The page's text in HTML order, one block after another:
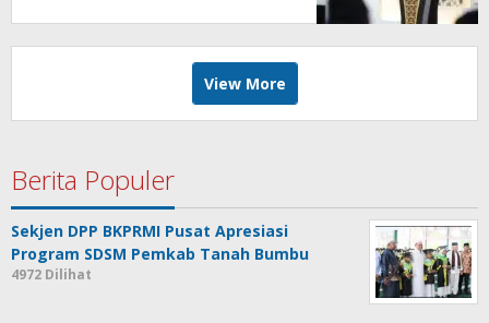
View More
Berita Populer
Sekjen DPP BKPRMI Pusat Apresiasi
Program SDSM Pemkab Tanah Bumbu
4972 Dilihat